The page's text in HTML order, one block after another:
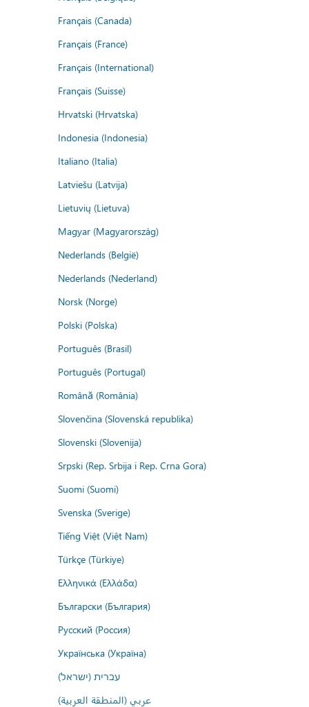
Français (Canada)
Français (France)
Français (International)
Français (Suisse)
Hrvatski (Hrvatska)
Indonesia (Indonesia)
Italiano (Italia)
Latviešu (Latvija)
Lietuvių (Lietuva)
Magyar (Magyarország)
Nederlands (België)
Nederlands (Nederland)
Norsk (Norge)
Polski (Polska)
Português (Brasil)
Português (Portugal)
Română (România)
Slovenčina (Slovenská republika)
Slovenski (Slovenija)
Srpski (Rep. Srbija i Rep. Crna Gora)
Suomi (Suomi)
Svenska (Sverige)
Tiếng Việt (Việt Nam)
Türkçe (Türkiye)
Ελληνικά (Ελλάδα)
Български (България)
Русский (Россия)
Українська (Україна)
עברית (ישראל)
عربي (المنطقة العربية)